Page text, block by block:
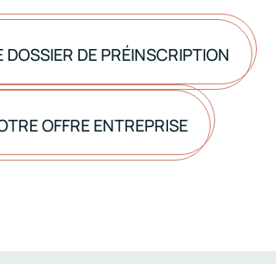
DOSSIER DE PRÉINSCRIPTION
OFFRE ENTREPRISE